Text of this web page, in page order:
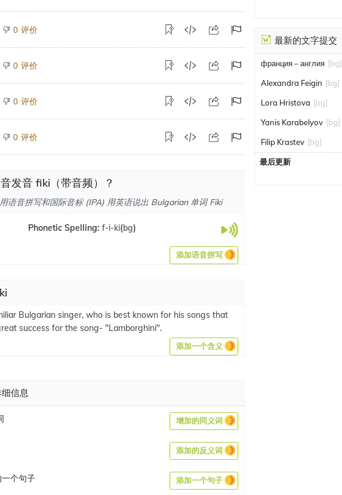
0 评价
0 评价
0 评价
0 评价
发音 fiki（带音频）？
语音拼写和国际音标 (IPA) 用英语说出 Bulgarian 单词 Fiki
Phonetic Spelling: f-i-ki(bg)
添加语音拼写
Bulgarian singer, who is best known for his songs that
success for the song- "Lamborghini".
添加一个含义
信息
增加的同义词
添加的反义词
个句子 添加一个句子
最新的文字提交
франция – англия [bg]
Alexandra Feigin [bg]
Lora Hristova [bg]
Yanis Karabelyov [bg]
Filip Krastev [bg]
最后更新